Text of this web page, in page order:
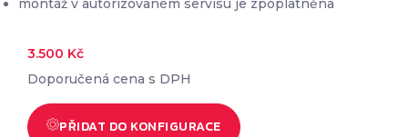
montáž v autorizovaném servisu je zpoplatněna
3.500 Kč
Doporučená cena s DPH
PŘIDAT DO KONFIGURACE